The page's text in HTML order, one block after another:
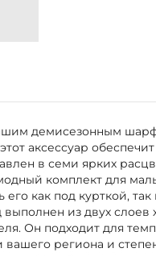
демисезонным
аксессуар
в семи ярких
комплект для
как под курткой, так
из двух
Он подходит для
региона и